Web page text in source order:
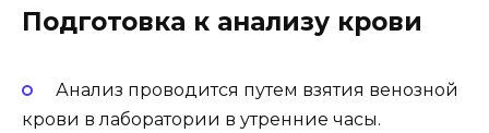
Подготовка к анализу крови
Анализ проводится путем взятия венозной
крови в лаборатории в утренние часы.